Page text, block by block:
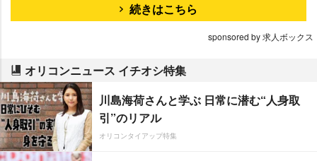
続きはこちら
sponsored by 求人ボックス
オリコンニュース イチオシ特集
川島海荷さんと学ぶ 日常に潜む“人身取
引”のリアル
オリコンタイアップ特集